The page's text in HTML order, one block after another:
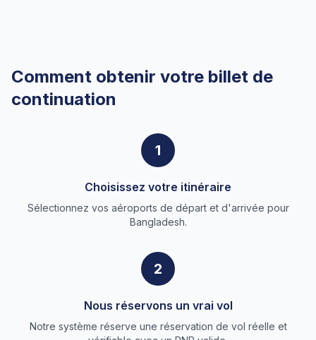
Comment obtenir votre billet de
continuation
1
Choisissez votre itinéraire
Sélectionnez vos aéroports de départ et d'arrivée pour
Bangladesh.
2
Nous réservons un vrai vol
Notre système réserve une réservation de vol réelle et